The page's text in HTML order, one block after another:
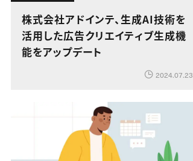
株式会社アドインテ、生成AI技術を
活用した広告クリエイティブ生成機
能をアップデート
2024.07.23